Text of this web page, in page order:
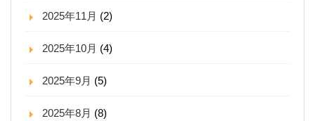
2025年11月 (2)
2025年10月 (4)
2025年9月 (5)
2025年8月 (8)